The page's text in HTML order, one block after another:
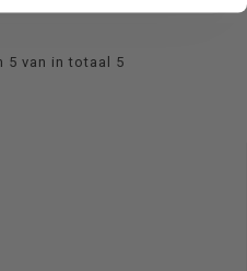
5 van in totaal 5